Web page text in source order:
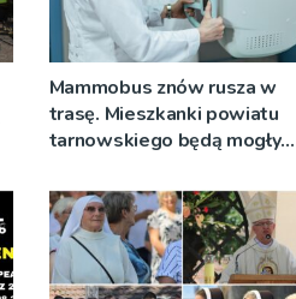
Mammobus znów rusza w
trasę. Mieszkanki powiatu
tarnowskiego będą mogły